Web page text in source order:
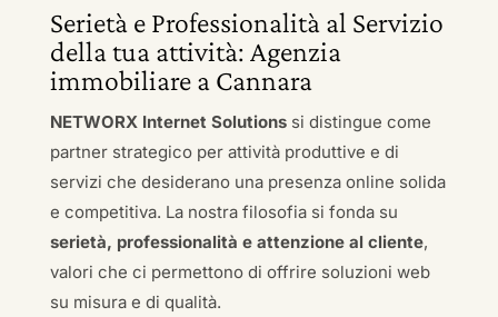
Serietà e Professionalità al Servizio
della tua attività: Agenzia
immobiliare a Cannara
NETWORX Internet Solutionssi distingue come
partner strategico per attività produttive e di
servizi che desiderano una presenza online solida
e competitiva. La nostra filosofia si fonda su
serietà, professionalità e attenzione al cliente,
valori che ci permettono di offrire soluzioni web
su misura e di qualità.